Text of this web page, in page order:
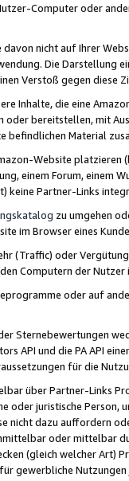
Computer oder
nicht auf Ihrer
Die Darstellung
Verstoß gegen diese
Inhalte, die eine
bereitstellen, mit
befindlichen Material
Website
einem Forum, einem
keine Partner-Links
zu umgehen
im Browser eines
(Traffic) oder
Computern der
oder auf
Sternebewertungen
API und die PA API
für die
über Partner-Links
oder juristische
nicht dazu auffordern
oder mittelbar
(gleich welcher Art)
gewerbliche